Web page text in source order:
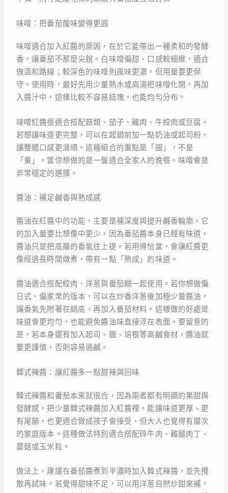
味噌：把番茄酸味變得更圓
味噌適合加入紅醬的原因，在於它能帶出一種柔和的發酵
香，讓番茄不那麼尖銳。白味噌偏甜、口感較細緻，適合
做溫和路線；較深色的味噌則風味更濃，但用量要更保
守。使用時，最好先用少量熱水或高湯把味噌化開，再加
入醬汁中，這樣比較不容易結塊，也能均勻分布。
味噌紅醬很適合搭配菇類、茄子、雞肉、牛絞肉或豆腐。
若想讓味道更完整，可以在起鍋前加一點奶油或起司粉，
讓整體口感更滑順。這種組合的重點是「圓」，不是
「重」。當你想做的是一盤適合全家人的晚餐，味噌會是
非常穩定的選擇。
醬油：補足鹹香與熟成感
醬油在紅醬中的功能，主要是補深度與提升鹹香輪廓。它
的加入量要比想像中更少，因為番茄醬本身已經有味道，
醬油只是把底層的香氣往上提。若用得恰當，會讓紅醬更
像經過長時間燉煮，帶有一點「熟成」的味道。
醬油適合搭配絞肉、洋蔥與番茄糊一起使用。若你想做偏
日式、偏家常的版本，可以在炒香洋蔥後加極少量醬油，
讓香氣先附著在鍋底，再加入番茄材料。這樣做的好處是
味道會更均勻，也能避免醬油味直接浮在表面。要留意的
是，若本身還有加入起司、鹽、培根等高鹹食材，醬油就
要更謹慎，否則容易過鹹。
韓式辣醬：讓紅醬多一點甜辣與回味
韓式辣醬和番茄本來就很合，因為兩者都有明顯的果甜與
發酵感。把少量韓式辣醬加入紅醬裡，能讓味道更厚、更
有尾韻，也更適合做成孩子會接受、但大人也覺得有層次
的家庭版本。這種做法特別適合搭配碎牛肉、雞腿肉丁、
蘑菇或玉米粒。
做法上，建議在番茄醬煮到半濃時加入韓式辣醬，並先攪
散再試味。若覺得甜味不足，可以用洋蔥自然炒甜來補，